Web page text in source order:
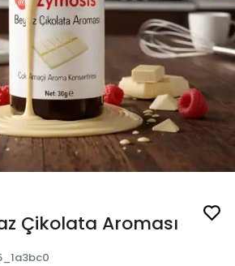
Çikolata Aroması